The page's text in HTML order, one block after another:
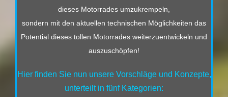
dieses Motorrades umzukrempeln,
sondern mit den aktuellen technischen Möglichkeiten das
Potential dieses tollen Motorrades weiterzuentwickeln und
auszuschöpfen!
Hier finden Sie nun unsere Vorschläge und Konzepte,
unterteilt in fünf Kategorien: